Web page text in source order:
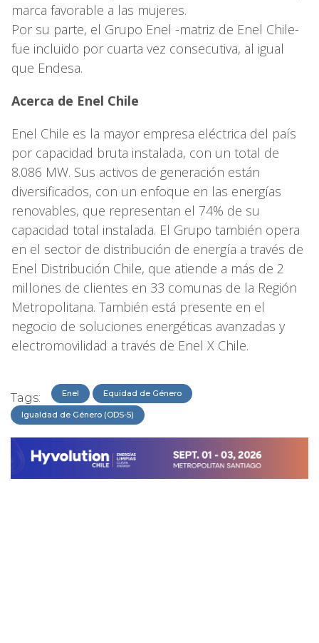
marca favorable a las mujeres.
Por su parte, el Grupo Enel -matriz de Enel Chile-
fue incluido por cuarta vez consecutiva, al igual
que Endesa.
Acerca de Enel Chile
Enel Chile es la mayor empresa eléctrica del país
por capacidad bruta instalada, con un total de
8.086 MW. Sus activos de generación están
diversificados, con un enfoque en las energías
renovables, que representan el 74% de su
capacidad total instalada. El Grupo también opera
en el sector de distribución de energía a través de
Enel Distribución Chile, que atiende a más de 2
millones de clientes en 33 comunas de la Región
Metropolitana. También está presente en el
negocio de soluciones energéticas avanzadas y
electromovilidad a través de Enel X Chile.
Tags: Enel Equidad de Género
Igualdad de Género (ODS-5)